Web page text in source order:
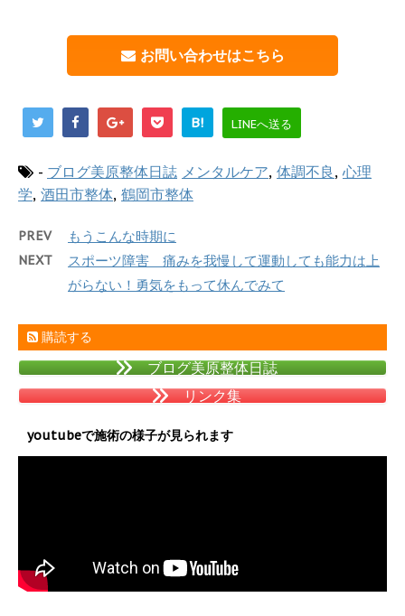
お問い合わせはこちら
B! LINEへ送る
- ブログ美原整体日誌 メンタルケア, 体調不良 , 心理
学, 酒田市整体, 鶴岡市整体
PREV もうこんな時期に
NEXT
スポーツ障害 痛みを我慢して運動しても能力は上
がらない！勇気をもって休んでみて
購読する
ブログ美原整体日誌
リンク集
youtubeで施術の様子が見られます